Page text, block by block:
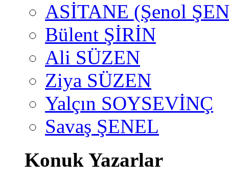
ASİTANE (Şenol
Bülent ŞİRİN
Ali SÜZEN
Ziya SÜZEN
Yalçın SOYSEVİNÇ
Savaş ŞENEL
Konuk Yazarlar